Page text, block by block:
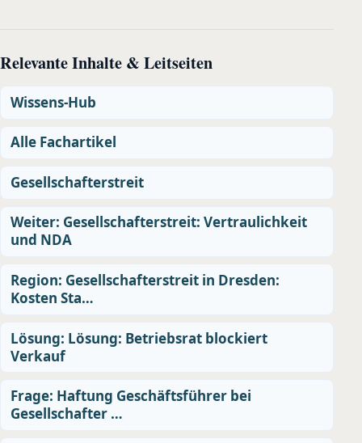
Relevante Inhalte & Leitseiten
Wissens-Hub
Alle Fachartikel
Gesellschafterstreit
Weiter: Gesellschafterstreit: Vertraulichkeit
und NDA
Region: Gesellschafterstreit in Dresden:
Kosten Sta…
Lösung: Lösung: Betriebsrat blockiert
Verkauf
Frage: Haftung Geschäftsführer bei
Gesellschafter …